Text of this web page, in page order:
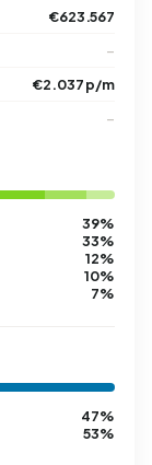
€623.567
–
€2.037 p/m
–
39%
33%
12%
10%
7%
47%
53%